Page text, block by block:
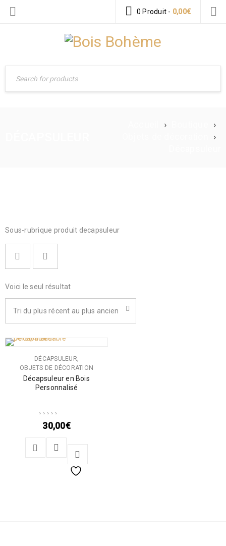
0 Produit - 0,00€
›
›
›
Sous-rubrique produit decapsuleur
Voici le seul résultat
Tri du plus récent au plus ancien
DÉCAPSULEUR,
OBJETS DE DÉCORATION
Décapsuleur en Bois
Personnalisé
30,00€